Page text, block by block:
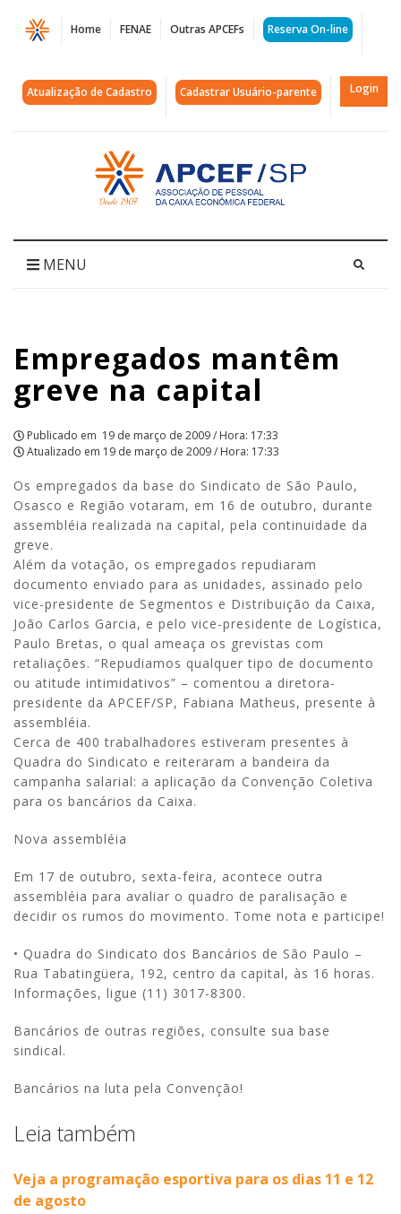
Página
Empregados
mantêm
capital
APCEF/SP
Home FENAE Outras APCEFs Reserva On-line
Atualização de Cadastro Cadastrar Usuário-parente Login
Acessar
página
inicial
MENU
Empregados mantêm
greve na capital
Publicado em 19 de março de 2009 / Hora: 17:33
Atualizado em 19 de março de 2009 / Hora: 17:33
Os empregados da base do Sindicato de São Paulo,
Osasco e Região votaram, em 16 de outubro, durante
assembléia realizada na capital, pela continuidade da
greve.
Além da votação, os empregados repudiaram
documento enviado para as unidades, assinado pelo
vice-presidente de Segmentos e Distribuição da Caixa,
João Carlos Garcia, e pelo vice-presidente de Logística,
Paulo Bretas, o qual ameaça os grevistas com
retaliações. “Repudiamos qualquer tipo de documento
ou atitude intimidativos” – comentou a diretora-
presidente da APCEF/SP, Fabiana Matheus, presente à
assembléia.
Cerca de 400 trabalhadores estiveram presentes à
Quadra do Sindicato e reiteraram a bandeira da
campanha salarial: a aplicação da Convenção Coletiva
para os bancários da Caixa.
Nova assembléia
Em 17 de outubro, sexta-feira, acontece outra
assembléia para avaliar o quadro de paralisação e
decidir os rumos do movimento. Tome nota e participe!
• Quadra do Sindicato dos Bancários de São Paulo –
Rua Tabatingüera, 192, centro da capital, às 16 horas.
Informações, ligue (11) 3017-8300.
Bancários de outras regiões, consulte sua base
sindical.
Bancários na luta pela Convenção!
Leia também
Veja a programação esportiva para os dias 11 e 12
de agosto